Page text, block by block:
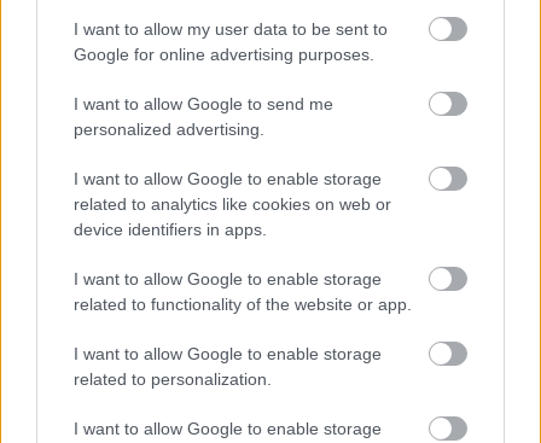
I want to allow my user data to be sent to
Google for online advertising purposes.
I want to allow Google to send me
personalized advertising.
I want to allow Google to enable storage
related to analytics like cookies on web or
device identifiers in apps.
I want to allow Google to enable storage
related to functionality of the website or app.
I want to allow Google to enable storage
related to personalization.
I want to allow Google to enable storage
τους πελάτες.», δήλωσε από την μεριά του ο Jim
Δείτε επίσης